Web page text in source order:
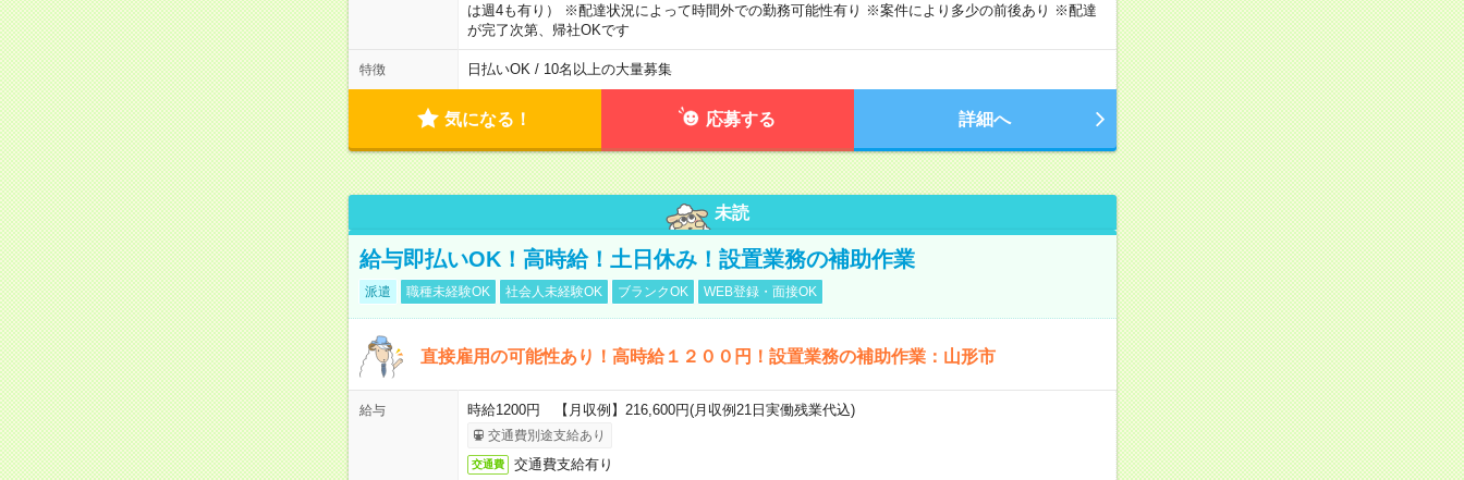
は週4も有り） ※配達状況によって時間外での勤務可能性有り ※案件により多少の前後あり ※配達
が完了次第、帰社OKです
特徴 日払いOK / 10名以上の大量募集
気になる！ 応募する 詳細へ
未読
給与即払いOK！高時給！土日休み！設置業務の補助作業
派遣 職種未経験OK 社会人未経験OK ブランクOK WEB登録・面接OK
直接雇用の可能性あり！高時給１２００円！設置業務の補助作業：山形市
給与 時給1200円 【月収例】216,600円(月収例21日実働残業代込)
交通費別途支給あり
交通費 交通費支給有り